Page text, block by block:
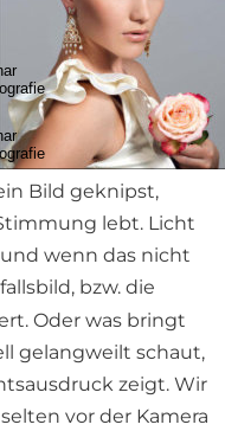
Bild geknipst,
lebt. Licht
wenn das nicht
bzw. die
Oder was bringt
gelangweilt schaut,
zeigt. Wir
vor der Kamera